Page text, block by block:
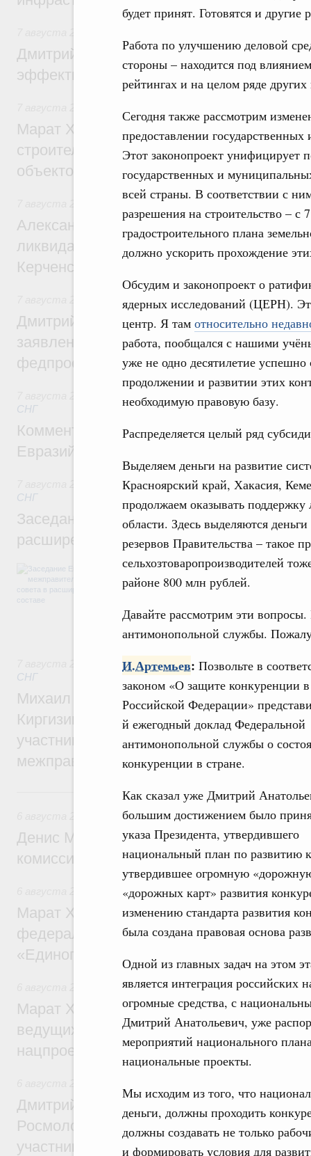
будет принят. Готовятся и другие
Работа по улучшению деловой
стороны – находится под
рейтингах и на целом ряде
Сегодня также рассмотрим
предоставлении
Этот законопроект унифицирует
государственных и
всей страны. В соответствии с
разрешения на строительство –
градостроительного плана
должно ускорить прохождение
Обсудим и законопроект о
ядерных исследований (ЦЕРН).
центр. Я там относительно
работа, пообщался с нашими
уже не одно десятилетие
продолжении и развитии этих
необходимую правовую базу.
Распределяется целый ряд
Выделяем деньги на развитие
Красноярский край, Хакасия,
продолжаем оказывать
области. Здесь выделяются
резервов Правительства – такое
сельхозтоваропроизводителей
районе 800 млн рублей.
Давайте рассмотрим эти
антимонопольной службы.
И.Артемьев: Позвольте в
законом «О защите конкуренции в
Российской Федерации»
й ежегодный доклад Федеральной
антимонопольной службы о
конкуренции в стране.
Как сказал уже Дмитрий
большим достижением было
указа Президента, утвердившего
национальный план по развитию
утвердившее огромную
«дорожных карт» развития
изменению стандарта развития
была создана правовая основа
Одной из главных задач на этом
является интеграция
огромные средства, с
Дмитрий Анатольевич, уже
мероприятий национального
национальные проекты.
Мы исходим из того, что
деньги, должны проходить
должны создавать не только
и формировать условия для
Дмитрий Патрушев: Синхронизация
эффективность поддержки сельских
Марат Хуснуллин: «Единый заказчик»
строительство и реконструкцию более
объектов
Чрезвычайные ситуации и ликвидация их
Александр Козлов провёл заседание
ликвидации последствий чрезвычайной
Керченском проливе
Среднее профессиональное образование
Дмитрий Чернышенко: Установлен
заявлений от абитуриентов колледжей и
федпроекта «Профессионалитет»
Евразийский экономический союз.
СНГ
Комментарий Алексея Оверчука по
Евразийского межправительственного
Евразийский экономический союз.
СНГ
Заседание Евразийского
расширенном составе
В повестке заседания актуальные задачи
числе совершенствование кооперации в
регулирования и администрирования,
железнодорожных перевозок,
Евразийский экономический союз.
СНГ
Михаил Мишустин принял участие во
Киргизии Садыра Жапарова с главами
участников заседания Евразийского
межправительственного совета
6 августа, четверг
Общие вопросы промышленной политики
Денис Мантуров провёл заседание
комиссии по промышленности
Регулирование в сфере строительства
Марат Хуснуллин: Более 130
федерального значения построено под
«Единого заказчика»
Национальный проект «Инфраструктура
Марат Хуснуллин: Порядка 200
ведущих к спортивным объектам,
нацпроекту «Инфраструктура для
Дмитрий Чернышенко, Сергей Кравцов и
Росмолодёжи Григорий Гуров
участников проекта «Кольцо открытий»